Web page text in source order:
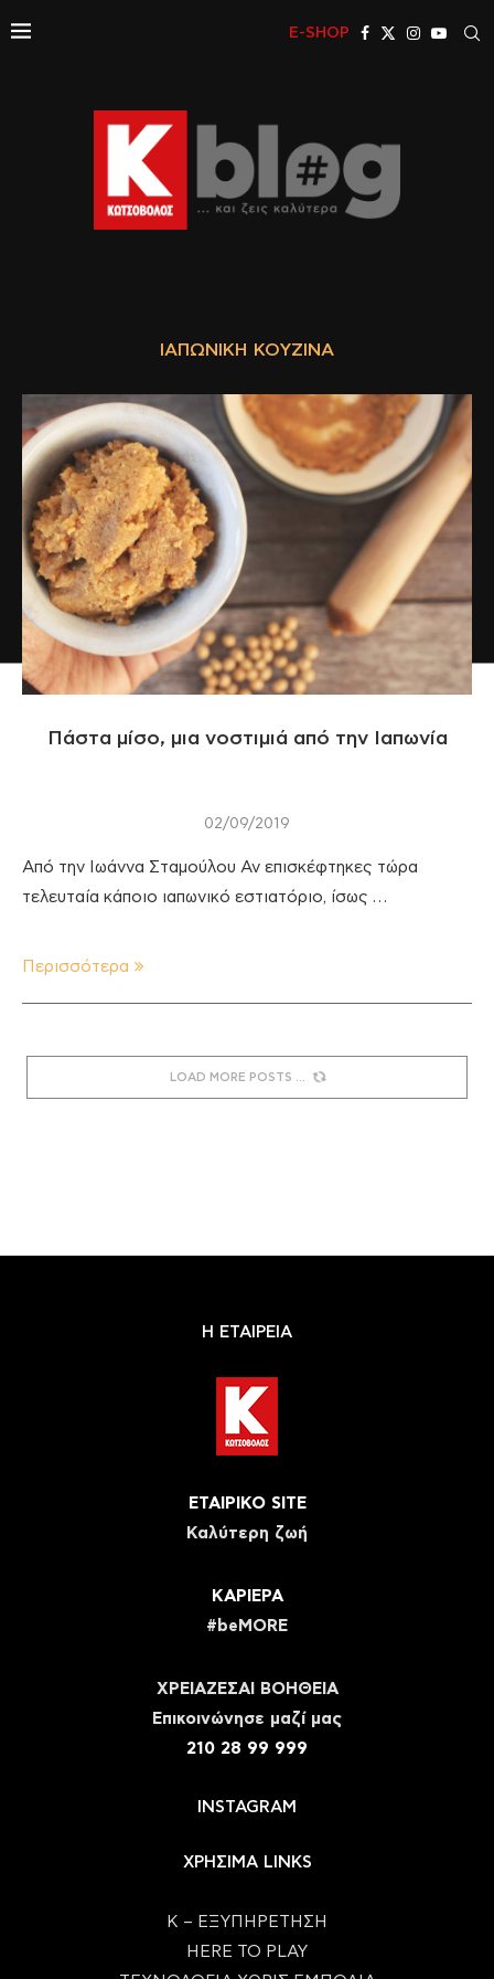
E-SHOP
ΙΑΠΩΝΙΚΉ ΚΟΥΖΊΝΑ
Πάστα μίσο, μια νοστιμιά από την Ιαπωνία
02/09/2019
Από την Ιωάννα Σταμούλου Αν επισκέφτηκες τώρα
τελευταία κάποιο ιαπωνικό εστιατόριο, ίσως …
Περισσότερα
LOAD MORE POSTS
Η ΕΤΑΙΡΕΙΑ
ΕΤΑΙΡΙΚΟ SITE
Καλύτερη ζωή
ΚΑΡΙΕΡΑ
#beMORE
ΧΡΕΙΑΖΕΣΑΙ ΒΟΗΘΕΙΑ
Eπικοινώνησε μαζί μας
210 28 99 999
INSTAGRAM
ΧΡΗΣΙΜΑ LINKS
Κ – ΕΞΥΠΗΡΕΤΗΣΗ
HERE TO PLAY